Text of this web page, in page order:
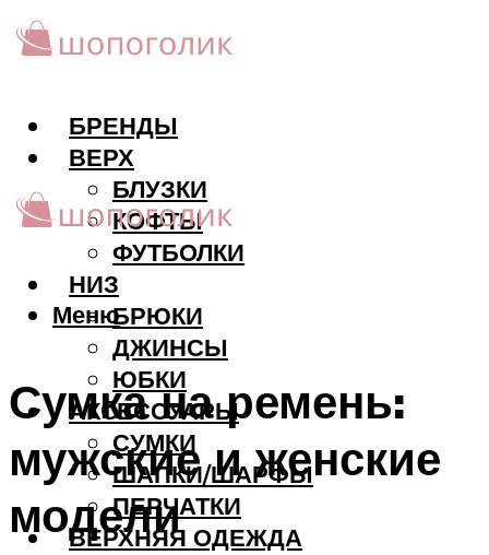
БРЕНДЫ
ВЕРХ
БЛУЗКИ
КОФТЫ
ФУТБОЛКИ
НИЗ
БРЮКИ
ДЖИНСЫ
ЮБКИ
АКCЕССУАРЫ
СУМКИ
ШАПКИ/ШАРФЫ
ПЕРЧАТКИ
ВЕРХНЯЯ ОДЕЖДА
Меню
Сумка на ремень:
мужские и женские
модели